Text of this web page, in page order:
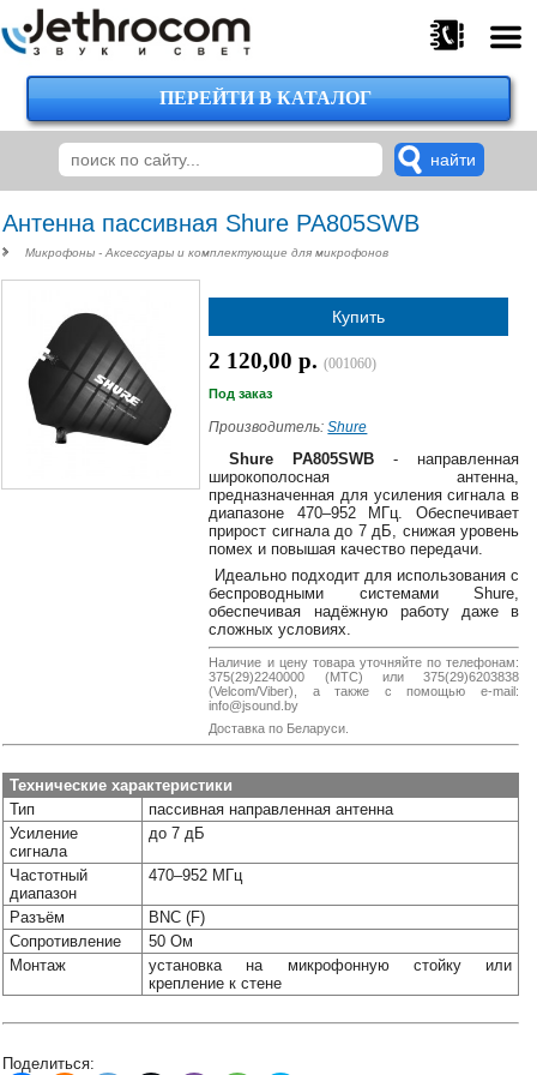
375
224-
00-
29
620-
38-
38
8
0162
25-
38
jsoundby
ПЕРЕЙТИ В КАТАЛОГ
Антенна пассивная Shure PA805SWB
Микрофоны - Аксессуары и комплектующие для микрофонов
Купить
2 120,00 р.(001060)
Под заказ
Производитель:Shure
Shure PA805SWB- направленная
широкополосная антенна,
предназначенная для усиления сигнала в
диапазоне 470–952 МГц. Обеспечивает
прирост сигнала до 7 дБ, снижая уровень
помех и повышая качество передачи.
Идеально подходит для использования с
беспроводными системами Shure,
обеспечивая надёжную работу даже в
сложных условиях.
Наличие и цену товара уточняйте по телефонам:
375(29)2240000 (МТС) или 375(29)6203838
(Velcom/Viber), а также с помощью e-mail:
info@jsound.by
Доставка по Беларуси.
Технические характеристики
Тип
пассивная направленная антенна
Усиление
сигнала
до 7 дБ
Частотный
диапазон
470–952 МГц
Разъём
BNC (F)
Сопротивление
50 Ом
Монтаж
установка на микрофонную стойку или
крепление к стене
Поделиться: